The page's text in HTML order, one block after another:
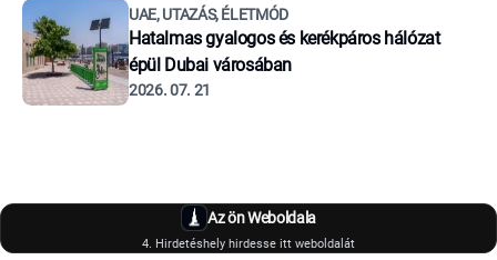
UAE, UTAZÁS, ÉLETMÓD
Hatalmas gyalogos és kerékpáros hálózat
épül Dubai városában
2026. 07. 21
Az ön Weboldala
4. Hirdetéshely hirdesse itt weboldalát